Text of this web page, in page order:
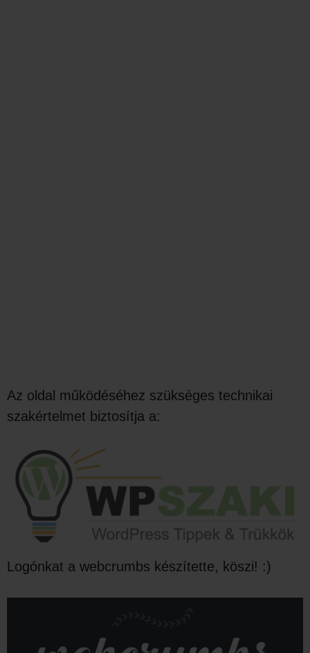
Az oldal működéséhez szükséges technikai
szakértelmet biztosítja a:
Logónkat a webcrumbs készítette, köszi! :)